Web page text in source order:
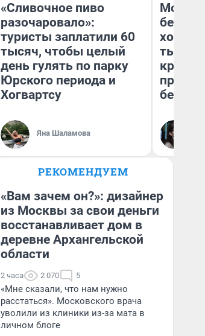
«Сливочное пиво
разочаровало»:
туристы заплатили 60
тысяч, чтобы целый
день гулять по парку
Юрского периода и
Хогвартсу
Яна Шаламова
Мой
хотела
тысяч,
РЕКОМЕНДУЕМ
«Вам зачем он?»: дизайнер
из Москвы за свои деньги
восстанавливает дом в
деревне Архангельской
области
2 часа 2 070 5
«Мне сказали, что нам нужно
расстаться». Московского врача
уволили из клиники из-за мата в
личном блоге